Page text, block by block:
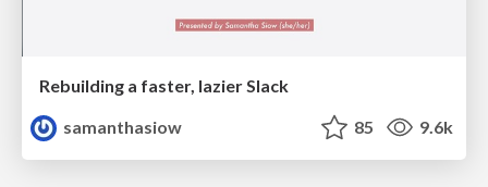
Rebuilding a faster, lazier Slack
samanthasiow
85 9.6k